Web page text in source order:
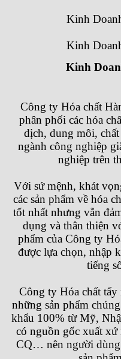
Kinh
Kinh
Kinh
Công ty Hóa chất
phân phối các hóa
dịch, dung môi,
ngành công nghiệp
nghiệp trên
Với sứ mệnh, khát
các sản phẩm về hóa
tốt nhất nhưng vẫn
dụng và thân thiện
phẩm của Công ty
được lựa chọn, nhập
tiếng
Công ty Hóa chất tẩy
những sản phẩm
khẩu 100% từ Mỹ,
có nguồn gốc xuất xứ
CQ… nên người dùng